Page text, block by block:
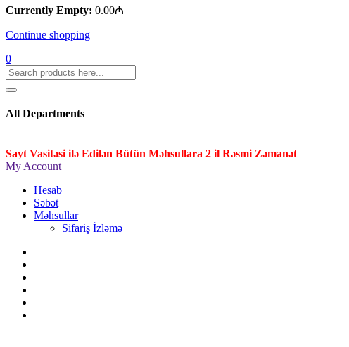
Currently Empty: 0.00₼
Continue shopping
0
All Departments
Sayt Vasitəsi ilə Edilən Bütün Məhsullara 2 il Rəsmi Zəmanət
My Account
Hesab
Səbət
Məhsullar
Sifariş İzləmə